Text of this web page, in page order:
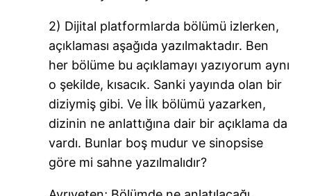
2) Dijital platformlarda bölümü izlerken,
açıklaması aşağıda yazılmaktadır. Ben
her bölüme bu açıklamayı yazıyorum aynı
o şekilde, kısacık. Sanki yayında olan bir
diziymiş gibi. Ve İlk bölümü yazarken,
dizinin ne anlattığına dair bir açıklama da
vardı. Bunlar boş mudur ve sinopsise
göre mi sahne yazılmalıdır?